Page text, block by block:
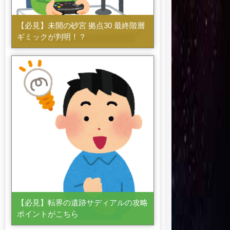
【必見】未開の砂宮 拠点30 最終階層
ギミックが判明！？
【必見】転界の遺跡サディアルの攻略
ポイントがこちら